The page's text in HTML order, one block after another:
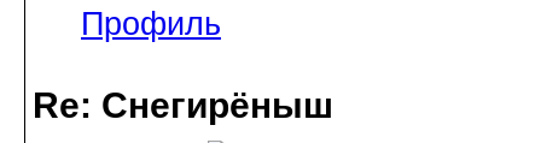
Профиль
Re: Снегирёныш